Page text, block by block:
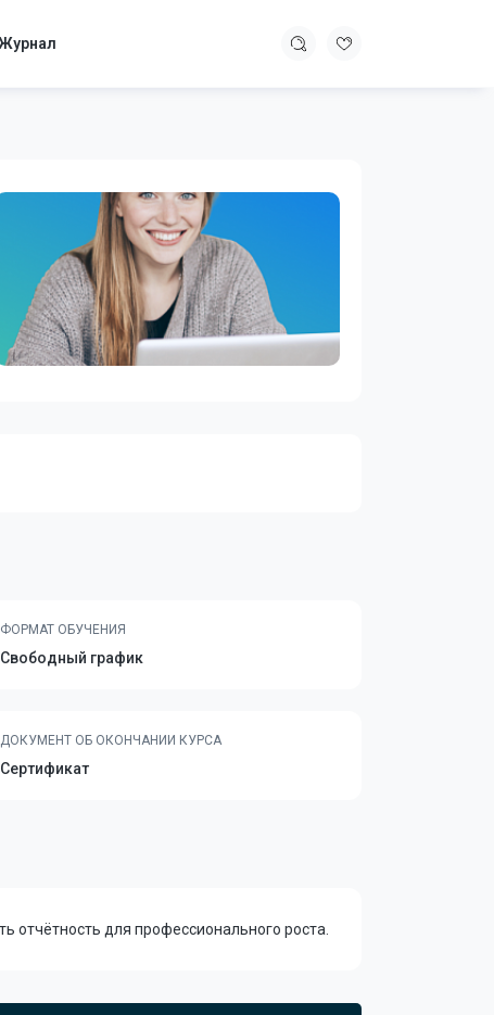
ФОРМАТ ОБУЧЕНИЯ
Свободный график
ДОКУМЕНТ ОБ ОКОНЧАНИИ КУРСА
Сертификат
отчётность для профессионального роста.